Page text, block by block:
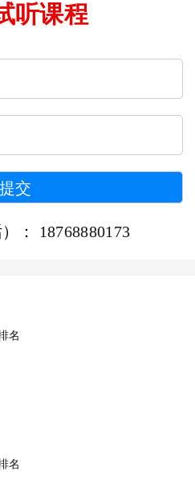
听课程
： 18768880173
名
名